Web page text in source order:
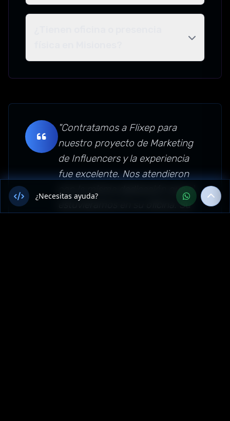
"Contratamos a Flixep para
nuestro proyecto de Marketing
de Influencers y la experiencia
fue excelente. Nos atendieron
con la misma dedicación que si
estuviéramos en su oficina. Su
¿Necesitas ayuda?